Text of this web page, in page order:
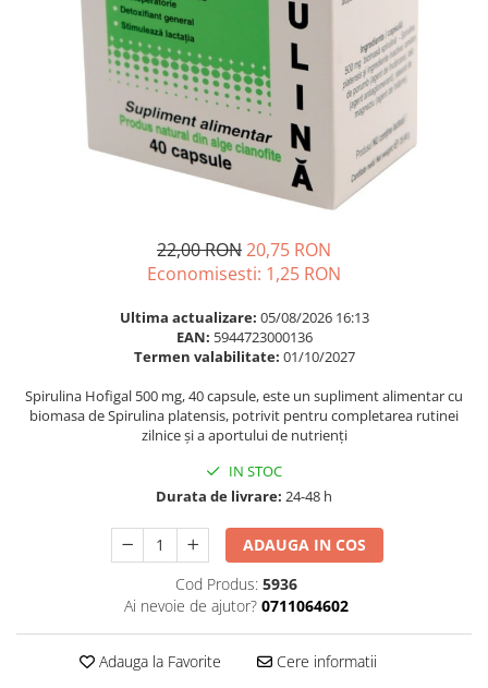
Par si unghii
Probiotice si prebiotice
Sanatate urinara
Somn stres si anxietate
Supliment Magneziu
Supliment Vitamina B
Supliment Vitamina D3
Supliment Vitamina E
Tincturi si Gemoderivate
Vitamine si minerale
Ingrijire par
Balsam masca si tratament
Produse cu SPF Pentru Fata
Repelenti insecte
22,00 RON20,75 RON
Economisesti: 1,25 RON
Ultima actualizare: 05/08/2026 16:13
EAN: 5944723000136
Termen valabilitate: 01/10/2027
Spirulina Hofigal 500 mg, 40 capsule, este un supliment alimentar cu
biomasa de Spirulina platensis, potrivit pentru completarea rutinei
zilnice și a aportului de nutrienți
IN STOC
Durata de livrare: 24-48 h
ADAUGA IN COS
Cod Produs: 5936
Ai nevoie de ajutor? 0711064602
Adauga la Favorite Cere informatii